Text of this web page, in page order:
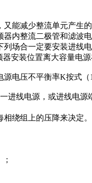
能减少整流单元产生
内整流二极管和滤波
场合一定要安装进线
安装位置离大容量电
源电压不平衡率K按式（
进线电源，或进线电
绕组上的压降来决定